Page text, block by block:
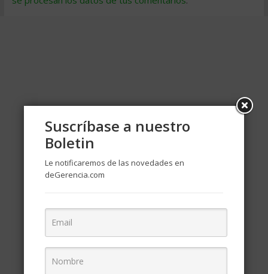
Suscríbase a nuestro
Boletin
Le notificaremos de las novedades en
deGerencia.com